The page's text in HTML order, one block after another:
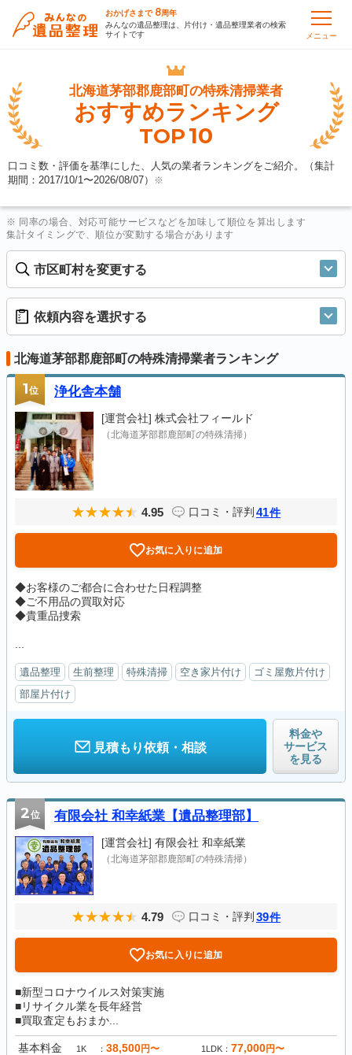
おかげさまで 8周年
みんなの遺品整理は、片付け・遺品整理業者の検索
サイトです
メニュー
北海道茅部郡鹿部町の特殊清掃業者
おすすめランキング
TOP10
口コミ数・評価を基準にした、人気の業者ランキングをご紹介。（集計
期間：2017/10/1〜2026/08/07） ※
※ 同率の場合、対応可能サービスなどを加味して順位を算出します
集計タイミングで、順位が変動する場合があります
市区町村を変更する
依頼内容を選択する
北海道茅部郡鹿部町の特殊清掃業者ランキング
1位 浄化舎本舗
[運営会社] 株式会社フィールド
（北海道茅部郡鹿部町の特殊清掃）
4.95 口コミ・評判 41件
お気に入りに追加
◆お客様のご都合に合わせた日程調整
◆ご不用品の買取対応
◆貴重品捜索
遺品整理 生前整理 特殊清掃 空き家片付け
ゴミ屋敷片付け
部屋片付け
見積もり依頼・相談
料金や
サービス
を見る
2位 有限会社 和幸紙業【遺品整理部】
[運営会社] 有限会社 和幸紙業
（北海道茅部郡鹿部町の特殊清掃）
4.79 口コミ・評判 39件
お気に入りに追加
■新型コロナウイルス対策実施
■リサイクル業を長年経営
■買取査定もおまか...
基本料金 1K 38,500円〜 1LDK 77,000円〜